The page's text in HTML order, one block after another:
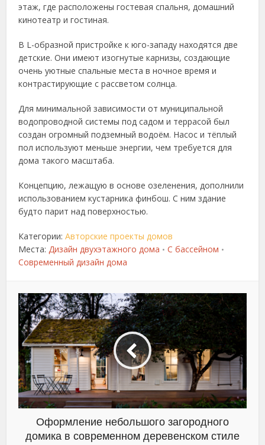
этаж, где расположены гостевая спальня, домашний
кинотеатр и гостиная.
В L-образной пристройке к юго-западу находятся две
детские. Они имеют изогнутые карнизы, создающие
очень уютные спальные места в ночное время и
контрастирующие с рассветом солнца.
Для минимальной зависимости от муниципальной
водопроводной системы под садом и террасой был
создан огромный подземный водоём. Насос и тёплый
пол используют меньше энергии, чем требуется для
дома такого масштаба.
Концепцию, лежащую в основе озеленения, дополнили
использованием кустарника финбош. С ним здание
будто парит над поверхностью.
Категории:Авторские проекты домов
Места: Дизайн двухэтажного дома • С бассейном •
Современный дизайн дома
Оформление небольшого загородного
домика в современном деревенском стиле